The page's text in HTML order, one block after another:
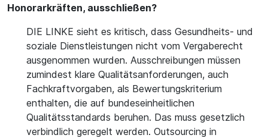
Honorarkräften, ausschließen?
DIE LINKE sieht es kritisch, dass Gesundheits- und
soziale Dienstleistungen nicht vom Vergaberecht
ausgenommen wurden. Ausschreibungen müssen
zumindest klare Qualitätsanforderungen, auch
Fachkraftvorgaben, als Bewertungskriterium
enthalten, die auf bundeseinheitlichen
Qualitätsstandards beruhen. Das muss gesetzlich
verbindlich geregelt werden. Outsourcing in